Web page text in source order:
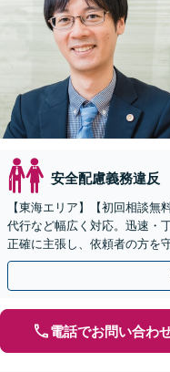
安全配慮義務違反
【東海エリア】【初回相談
代行など幅広く対応。迅速・
正確に主張し、依頼者の方を
さまもぜひご相談ください【
電話でお問い合わ